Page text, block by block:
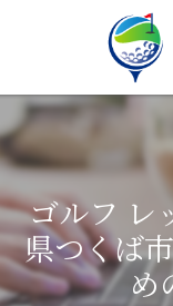
ゴルフ レ
県つくば
め